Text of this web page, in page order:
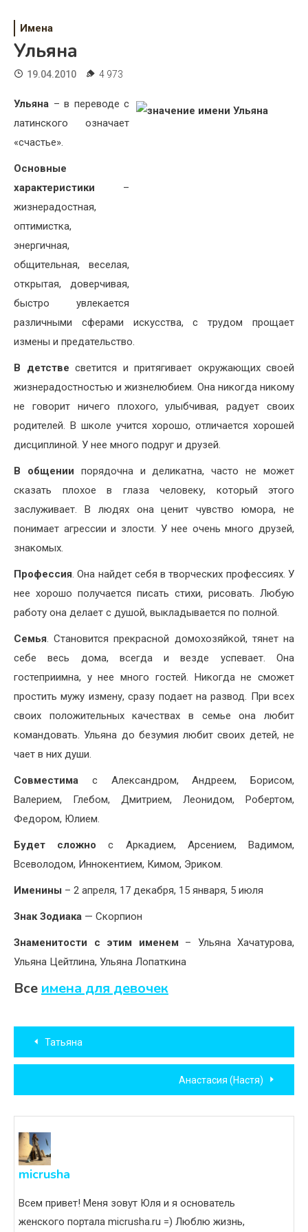
Дети
Жизнь
Недвижимость
Имена
Ульяна
19.04.2010 4 973
Ульяна – в переводе с
латинского означает
«счастье».
Основные
характеристики –
жизнерадостная,
оптимистка,
энергичная,
общительная, веселая,
открытая, доверчивая,
быстро увлекается
различными сферами искусства, с трудом прощает
измены и предательство.
В детстве светится и притягивает окружающих своей
жизнерадостностью и жизнелюбием. Она никогда никому
не говорит ничего плохого, улыбчивая, радует своих
родителей. В школе учится хорошо, отличается хорошей
дисциплиной. У нее много подруг и друзей.
В общении порядочна и деликатна, часто не может
сказать плохое в глаза человеку, который этого
заслуживает. В людях она ценит чувство юмора, не
понимает агрессии и злости. У нее очень много друзей,
знакомых.
Профессия. Она найдет себя в творческих профессиях. У
нее хорошо получается писать стихи, рисовать. Любую
работу она делает с душой, выкладывается по полной.
Семья. Становится прекрасной домохозяйкой, тянет на
себе весь дома, всегда и везде успевает. Она
гостеприимна, у нее много гостей. Никогда не сможет
простить мужу измену, сразу подает на развод. При всех
своих положительных качествах в семье она любит
командовать. Ульяна до безумия любит своих детей, не
чает в них души.
Совместима с Александром, Андреем, Борисом,
Валерием, Глебом, Дмитрием, Леонидом, Робертом,
Федором, Юлием.
Будет сложно с Аркадием, Арсением, Вадимом,
Всеволодом, Иннокентием, Кимом, Эриком.
Именины – 2 апреля, 17 декабря, 15 января, 5 июля
Знак Зодиака — Скорпион
Знаменитости с этим именем – Ульяна Хачатурова,
Ульяна Цейтлина, Ульяна Лопаткина
Все имена для девочек
Навигация
по
записям
Татьяна
Анастасия (Настя)
micrusha
Всем привет! Меня зовут Юля и я основатель
женского портала micrusha.ru =) Люблю жизнь,